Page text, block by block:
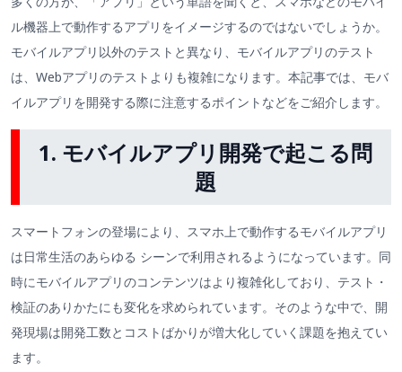
ル機器上で動作するアプリをイメージするのではないでしょうか。
モバイルアプリ以外のテストと異なり、モバイルアプリのテスト
は、Webアプリのテストよりも複雑になります。本記事では、モバ
イルアプリを開発する際に注意するポイントなどをご紹介します。
1. モバイルアプリ開発で起こる問
題
スマートフォンの登場により、スマホ上で動作するモバイルアプリ
は日常生活のあらゆる シーンで利用されるようになっています。同
時にモバイルアプリのコンテンツはより複雑化しており、テスト・
検証のありかたにも変化を求められています。そのような中で、開
発現場は開発工数とコストばかりが増大化していく課題を抱えてい
ます。